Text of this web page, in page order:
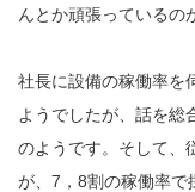
んとか頑張っているの
社長に設備の稼働率を
ようでしたが、話を総
のようです。そして、
が、7，8割の稼働率で